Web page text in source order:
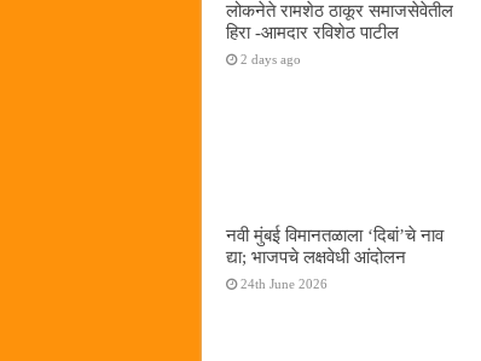
लोकनेते रामशेठ ठाकूर समाजसेवेतील
हिरा -आमदार रविशेठ पाटील
2 days ago
नवी मुंबई विमानतळाला ‌‘दिबां‌’चे नाव
द्या; भाजपचे लक्षवेधी आंदोलन
24th June 2026